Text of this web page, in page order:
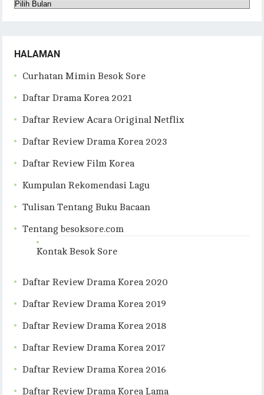
Arsip
HALAMAN
Curhatan Mimin Besok Sore
Daftar Drama Korea 2021
Daftar Review Acara Original Netflix
Daftar Review Drama Korea 2023
Daftar Review Film Korea
Kumpulan Rekomendasi Lagu
Tulisan Tentang Buku Bacaan
Tentang besoksore.com
Kontak Besok Sore
Daftar Review Drama Korea 2020
Daftar Review Drama Korea 2019
Daftar Review Drama Korea 2018
Daftar Review Drama Korea 2017
Daftar Review Drama Korea 2016
Daftar Review Drama Korea Lama